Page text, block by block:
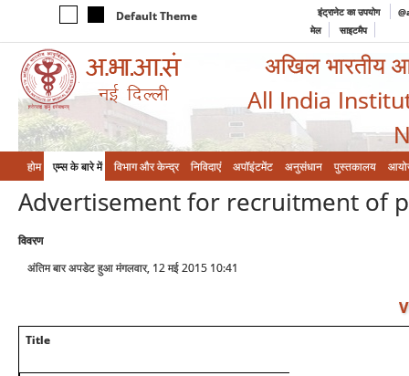
Default Theme इंट्रानेट का उपयोग
मेल
साइटमैप
अखिल भारतीय
All India
होम एम्‍स के बारे में विभाग और केन्‍द्र निविदाएं अपॉइंटमेंट अनुसंधान पुस्तकालय
Advertisement for recruitment of
विवरण
अंतिम बार अपडेट हुआ मंगलवार, 12 मई 2015 10:41
Title